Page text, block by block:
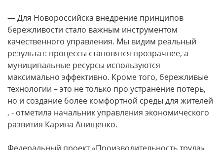
— Для Новороссийска внедрение принципов
бережливости стало важным инструментом
качественного управления. Мы видим реальный
результат: процессы становятся прозрачнее, а
муниципальные ресурсы используются
максимально эффективно. Кроме того, бережливые
технологии – это не только про устранение потерь,
но и создание более комфортной среды для жителей
, - отметила начальник управления экономического
развития Карина Анищенко.
Федеральный проект «Производительность труда»,